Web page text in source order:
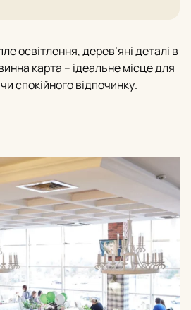
освітлення, дерев’яні деталі в
карта – ідеальне місце для
спокійного відпочинку.